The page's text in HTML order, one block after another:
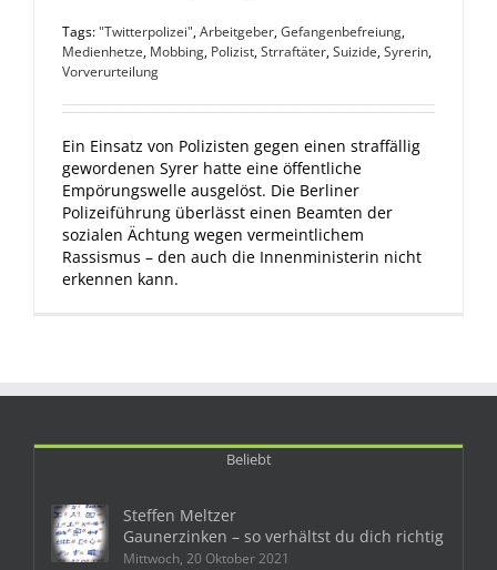
Tags:"Twitterpolizei",Arbeitgeber,Gefangenbefreiung,
Medienhetze, Mobbing, Polizist,Strraftäter,Suizide,Syrerin,
Vorverurteilung
Ein Einsatz von Polizisten gegen einen straffällig
gewordenen Syrer hatte eine öffentliche
Empörungswelle ausgelöst. Die Berliner
Polizeiführung überlässt einen Beamten der
sozialen Ächtung wegen vermeintlichem
Rassismus – den auch die Innenministerin nicht
erkennen kann.
Beliebt
Steffen Meltzer
Gaunerzinken – so verhältst du dich richtig
Mittwoch, 20 Oktober 2021